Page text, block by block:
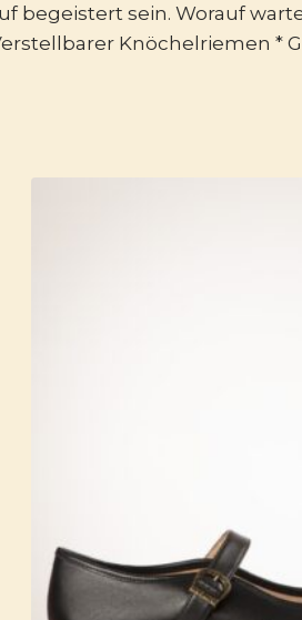
begeistert sein. Worauf
Knöchelriemen